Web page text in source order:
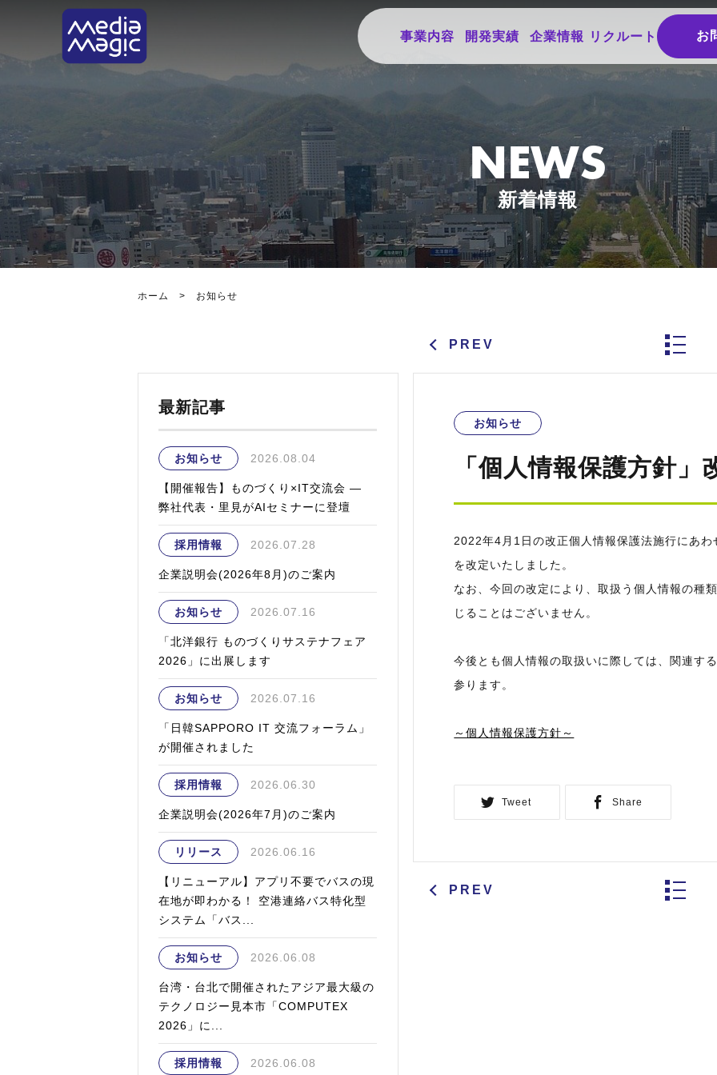
事業内容 開発実績 企業情報 リクルート お
NEWS
新着情報
ホーム > お知らせ
PREV
お知らせ
「個人情報保護方針
2022年4月1日の改正個人情報保護法施行にあ
を改定いたしました。
なお、今回の改定により、取扱う個人情報の種
じることはございません。
今後とも個人情報の取扱いに際しては、関連す
参ります。
～個人情報保護方針～
Tweet Share
PREV
最新記事
お知らせ 2026.08.04
【開催報告】ものづくり×IT交流会 ―
弊社代表・里見がAIセミナーに登壇
採用情報 2026.07.28
企業説明会(2026年8月)のご案内
お知らせ 2026.07.16
「北洋銀行 ものづくりサステナフェア
2026」に出展します
お知らせ 2026.07.16
「日韓SAPPORO IT 交流フォーラム」
が開催されました
採用情報 2026.06.30
企業説明会(2026年7月)のご案内
リリース 2026.06.16
【リニューアル】アプリ不要でバスの現
在地が即わかる！ 空港連絡バス特化型
システム「バス...
お知らせ 2026.06.08
台湾・台北で開催されたアジア最大級の
テクノロジー見本市「COMPUTEX
2026」に...
採用情報 2026.06.08